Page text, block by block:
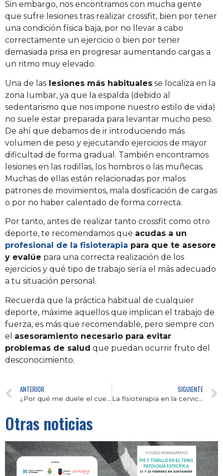
Sin embargo, nos encontramos con mucha gente
que sufre lesiones tras realizar crossfit, bien por tener
una condición física baja, por no llevar a cabo
correctamente un ejercicio o bien por tener
demasiada prisa en progresar aumentando cargas a
un ritmo muy elevado.
Una de las lesiones más habituales se localiza en la
zona lumbar, ya que la espalda (debido al
sedentarismo que nos impone nuestro estilo de vida)
no suele estar preparada para levantar mucho peso.
De ahí que debamos de ir introduciendo más
volumen de peso y ejecutando ejercicios de mayor
dificultad de forma gradual. También encontramos
lesiones en las rodillas, los hombros o las muñecas.
Muchas de ellas están relacionadas por malos
patrones de movimientos, mala dosificación de cargas
o por no haber calentado de forma correcta.
Por tanto, antes de realizar tanto crossfit como otro
deporte, te recomendamos que acudas a un
profesional de la fisioterapia para que te asesore
y evalúe para una correcta realización de los
ejercicios y qué tipo de trabajo sería el más adecuado
a tu situación personal.
Recuerda que la práctica habitual de cualquier
deporte, máxime aquellos que implican el trabajo de
fuerza, es más que recomendable, pero siempre con
el asesoramiento necesario para evitar
problemas de salud que puedan ocurrir fruto del
desconocimiento.
ANTERIOR
¿Por qué me duele el cuerpo después de ir al fisioterapeuta?
SIGUIENTE
La fisioterapia en la cervicalgia, ¿cómo te ayuda?
Otras noticias